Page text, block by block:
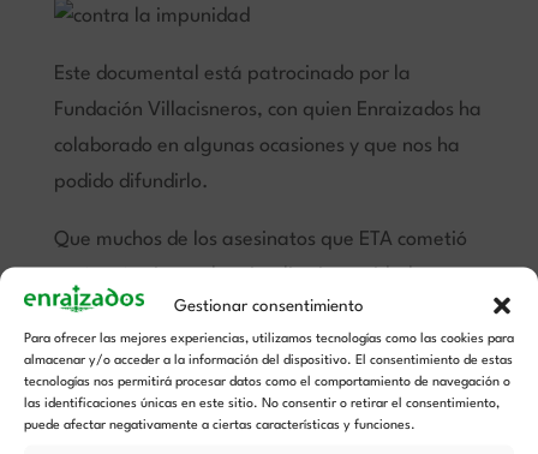
Gestionar consentimiento
Para ofrecer las mejores experiencias, utilizamos tecnologías como las cookies para
almacenar y/o acceder a la información del dispositivo. El consentimiento de estas
tecnologías nos permitirá procesar datos como el comportamiento de navegación o
las identificaciones únicas en este sitio. No consentir o retirar el consentimiento,
puede afectar negativamente a ciertas características y funciones.
Este documental está patrocinado por la
Fundación Villacisneros, con quien Enraizados ha
colaborado en algunas ocasiones y que nos ha
podido difundirlo.
Que muchos de los asesinatos que ETA cometió
los asesinos y falta de justicia para las víctimas.
Te invito a ver este documental y a comentarlo
en redes sociales.